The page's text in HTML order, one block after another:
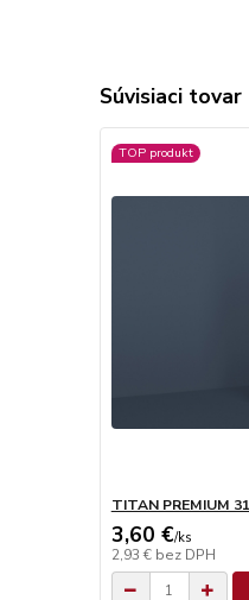
Súvisiaci tovar
TOP produkt
TITAN PREMIUM
3,60 €/ks
2,93 € bez DPH